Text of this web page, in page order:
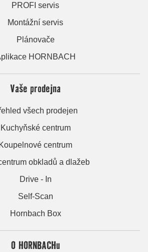
PROFI servis
Montážní servis
Plánovače
HORNBACH
Vaše prodejna
všech prodejen
Kuchyňské centrum
Koupelnové centrum
obkladů a dlažeb
Drive - In
Self-Scan
Hornbach Box
O HORNBACHu